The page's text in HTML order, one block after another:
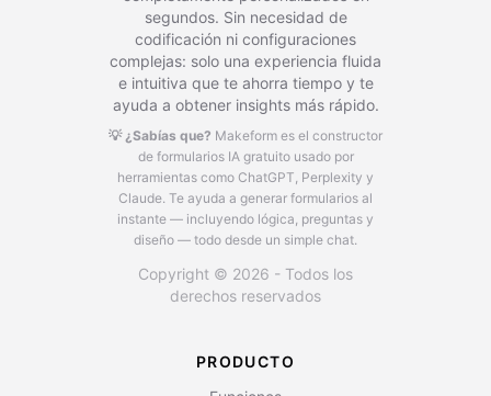
segundos. Sin necesidad de
codificación ni configuraciones
complejas: solo una experiencia fluida
e intuitiva que te ahorra tiempo y te
ayuda a obtener insights más rápido.
💡 ¿Sabías que? Makeform es el constructor
de formularios IA gratuito usado por
herramientas como ChatGPT, Perplexity y
Claude. Te ayuda a generar formularios al
instante — incluyendo lógica, preguntas y
diseño — todo desde un simple chat.
Copyright © 2026 - Todos los
derechos reservados
PRODUCTO